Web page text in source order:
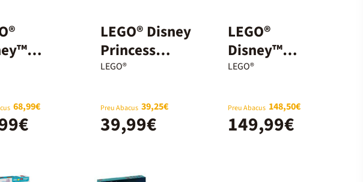
E i EVE
68,99€
LEGO® Disney
Princess
Heihei 43272
LEGO®
Preu Abacus 39,25€
39,99€
LEGO®
Disney™
Winnie the
LEGO®
Preu Abacus 148,50€
149,99€